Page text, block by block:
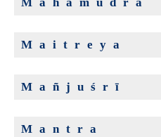
Maitreya
Mañjuśrī
Mantra